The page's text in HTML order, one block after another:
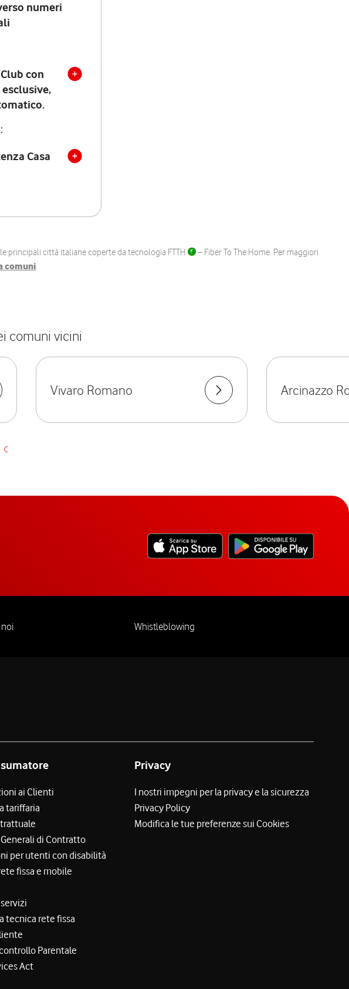
numeri
con
Casa
principali città italiane coperte da tecnologia FTTH
– Fiber To The Home. Per maggiori
comuni.
comuni vicini
Vivaro Romano Arcinazzo
Whistleblowing
ai Clienti
tariffaria
di Contratto
per utenti con disabilità
fissa e mobile
tecnica rete fissa
Parentale
Act
Privacy
I nostri impegni per la privacy e la sicurezza
Privacy Policy
Modifica le tue preferenze sui Cookies